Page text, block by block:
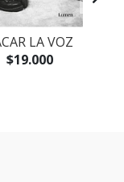
LA VOZ
$19.000